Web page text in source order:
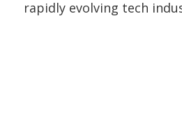
rapidly evolving tech